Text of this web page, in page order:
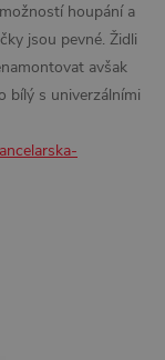
houpání a
jsou pevné. Židli
avšak
bílý s univerzálními